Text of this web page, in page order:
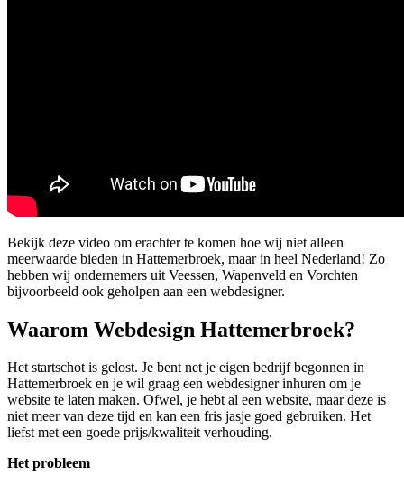
Bekijk deze video om erachter te komen hoe wij niet alleen
meerwaarde bieden in Hattemerbroek, maar in heel Nederland! Zo
hebben wij ondernemers uit Veessen, Wapenveld en Vorchten
bijvoorbeeld ook geholpen aan een webdesigner.
Waarom Webdesign Hattemerbroek?
Het startschot is gelost. Je bent net je eigen bedrijf begonnen in
Hattemerbroek en je wil graag een webdesigner inhuren om je
website te laten maken. Ofwel, je hebt al een website, maar deze is
niet meer van deze tijd en kan een fris jasje goed gebruiken. Het
liefst met een goede prijs/kwaliteit verhouding.
Het probleem